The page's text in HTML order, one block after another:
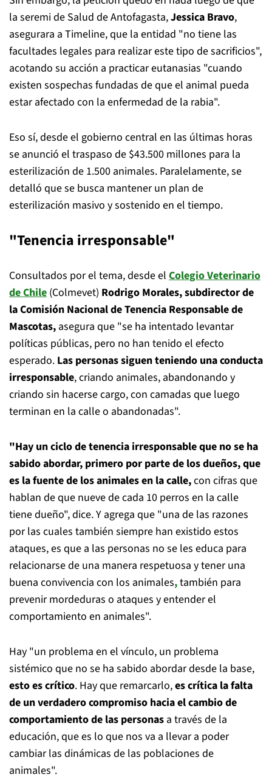
la seremi de Salud de Antofagasta,Jessica Bravo,
asegurara a Timeline, que la entidad "no tiene las
facultades legales para realizar este tipo de sacrificios",
acotando su acción a practicar eutanasias "cuando
existen sospechas fundadas de que el animal pueda
estar afectado con la enfermedad de la rabia".
Eso sí, desde el gobierno central en las últimas horas
se anunció el traspaso de $43.500 millones para la
esterilización de 1.500 animales. Paralelamente, se
detalló que se busca mantener un plan de
esterilización masivo y sostenido en el tiempo.
"Tenencia irresponsable"
Consultados por el tema, desde el Colegio Veterinario
de Chile (Colmevet) Rodrigo Morales, subdirector de
la Comisión Nacional de Tenencia Responsable de
Mascotas, asegura que "se ha intentado levantar
políticas públicas, pero no han tenido el efecto
esperado. Las personas siguen teniendo una conducta
irresponsable, criando animales, abandonando y
criando sin hacerse cargo, con camadas que luego
terminan en la calle o abandonadas".
"Hay un ciclo de tenencia irresponsable que no se ha
sabido abordar, primero por parte de los dueños, que
es la fuente de los animales en la calle,con cifras que
hablan de que nueve de cada 10 perros en la calle
tiene dueño", dice. Y agrega que "una de las razones
por las cuales también siempre han existido estos
ataques, es que a las personas no se les educa para
relacionarse de una manera respetuosa y tener una
buena convivencia con los animales,también para
prevenir mordeduras o ataques y entender el
comportamiento en animales".
Hay "un problema en el vínculo, un problema
sistémico que no se ha sabido abordar desde la base,
esto es crítico. Hay que remarcarlo,es crítica la falta
de un verdadero compromiso hacia el cambio de
comportamiento de las personas a través de la
educación, que es lo que nos va a llevar a poder
cambiar las dinámicas de las poblaciones de
animales".